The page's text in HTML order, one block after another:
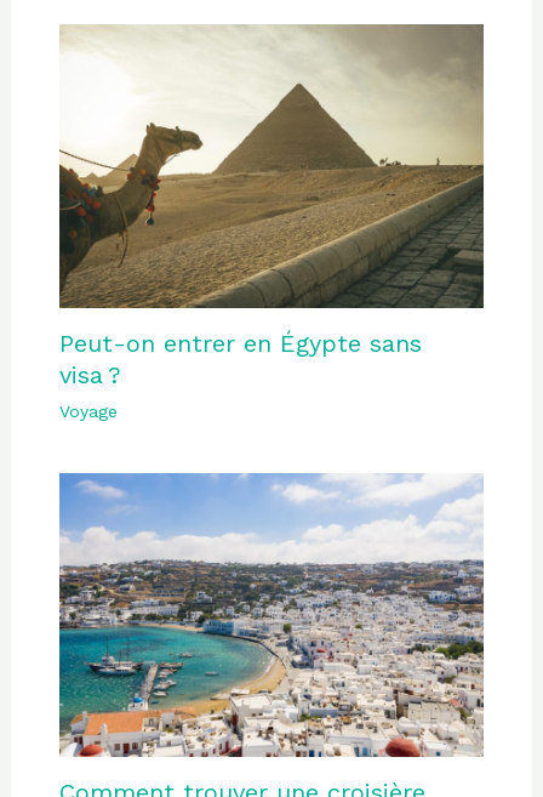
Peut-on entrer en Égypte sans
visa ?
Voyage